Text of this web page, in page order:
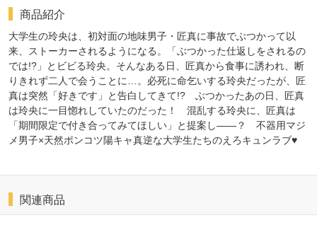
商品紹介
大学生の玲央は、初対面の地味男子・匠真に事故でぶつかって以
来、ストーカーされるようになる。「ぶつかった仕返しをされるの
では!?」とビビる玲央。そんなある日、匠真から食事に誘われ、断
りきれず二人で会うことに…。必死に命乞いする玲央だったが、匠
真は突然「好きです」と告白してきて!? ぶつかったあの日、匠真
は玲央に一目惚れしていたのだった！ 混乱する玲央に、匠真は
「期間限定で付き合ってみてほしい」と提案し――？ 不器用マジ
メ男子×天然ポンコツ陽キャ真逆な大学生たちのえろキュンラブ♥
関連商品